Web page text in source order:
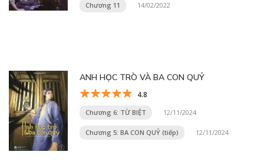
Chương 11 14/02/2022
ANH HỌC TRÒ VÀ BA CON QUỶ
4.8
Chương 6: TỪ BIỆT 12/11/2024
Chương 5: BA CON QUỶ (tiếp) 12/11/2024